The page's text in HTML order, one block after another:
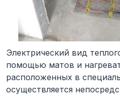
Электрический вид
помощью матов и
расположенных в
осуществляется